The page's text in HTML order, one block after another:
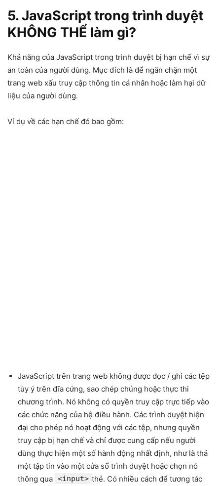
5.JavaScript trong trình duyệt
KHÔNG THỂ làm gì?
Khả năng của JavaScript trong trình duyệt bị hạn chế vì sự
an toàn của người dùng. Mục đích là để ngăn chặn một
trang web xấu truy cập thông tin cá nhân hoặc làm hại dữ
liệu của người dùng.
Ví dụ về các hạn chế đó bao gồm:
JavaScript trên trang web không được đọc / ghi các tệp
tùy ý trên đĩa cứng, sao chép chúng hoặc thực thi
chương trình. Nó không có quyền truy cập trực tiếp vào
các chức năng của hệ điều hành. Các trình duyệt hiện
đại cho phép nó hoạt động với các tệp, nhưng quyền
truy cập bị hạn chế và chỉ được cung cấp nếu người
dùng thực hiện một số hành động nhất định, như là thả
một tập tin vào một cửa sổ trình duyệt hoặc chọn nó
thông qua <input> thẻ. Có nhiều cách để tương tác